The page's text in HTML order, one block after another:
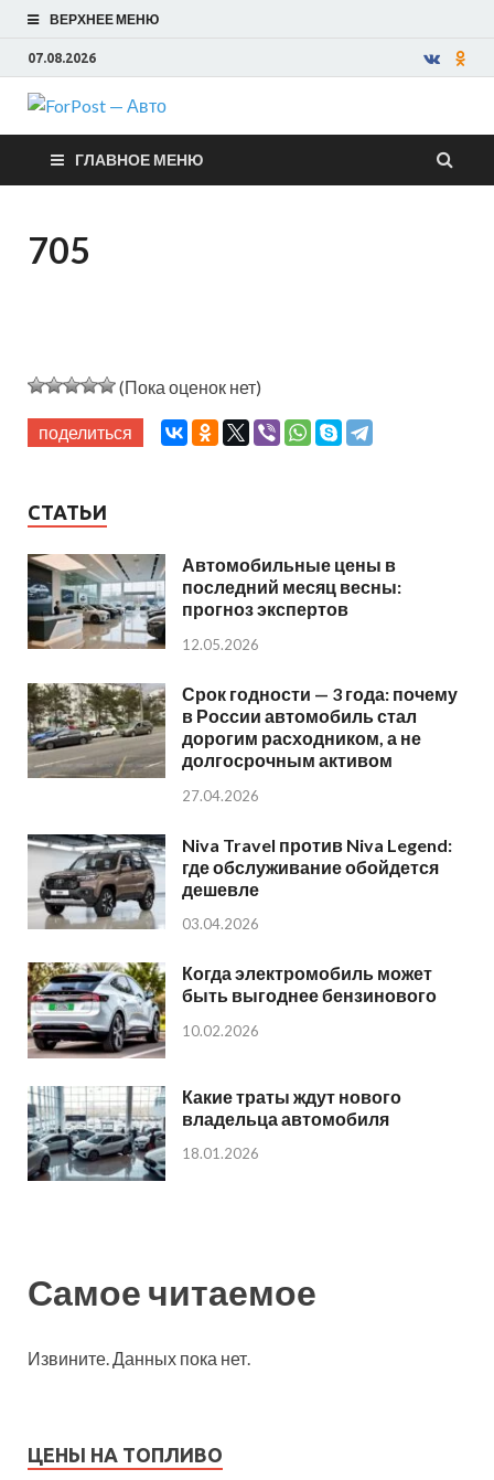
ВЕРХНЕЕ МЕНЮ
07.08.2026
ForPost —
Авто
ГЛАВНОЕ МЕНЮ
705
(Пока оценок нет)
поделиться
СТАТЬИ
Автомобильные цены в
последний месяц весны:
прогноз экспертов
12.05.2026
Срок годности — 3 года: почему
в России автомобиль стал
дорогим расходником, а не
долгосрочным активом
27.04.2026
Niva Travel против Niva Legend:
где обслуживание обойдется
дешевле
03.04.2026
Когда электромобиль может
быть выгоднее бензинового
10.02.2026
Какие траты ждут нового
владельца автомобиля
18.01.2026
Самое читаемое
Извините. Данных пока нет.
ЦЕНЫ НА ТОПЛИВО